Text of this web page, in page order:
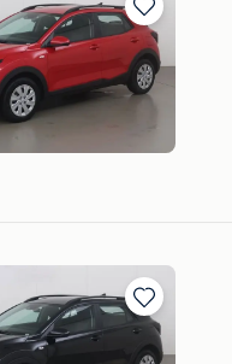
Bewaren
Mijn
Favorieten
Bewaren